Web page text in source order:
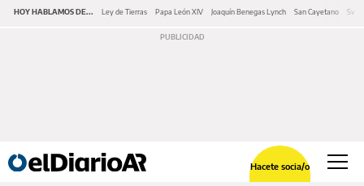
HOY HABLAMOS DE... Ley de Tierras Papa León XIV Joaquín Benegas Lynch San Cayetano
Hacete socia/o